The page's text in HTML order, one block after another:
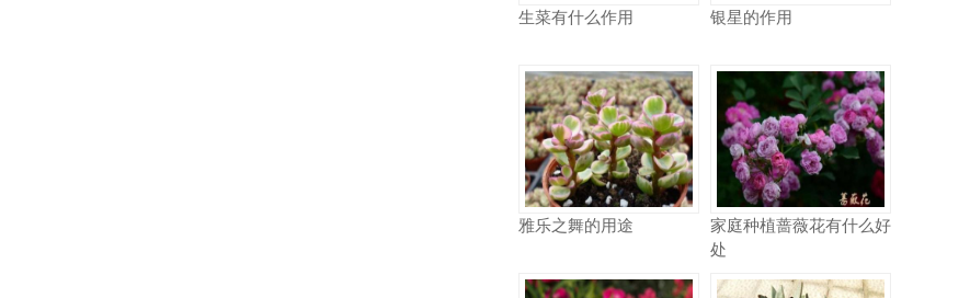
生菜有什么作用 银星的作用
雅乐之舞的用途
家庭种植蔷薇花有什么好
处